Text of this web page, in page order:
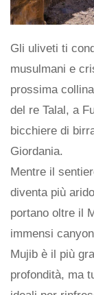
Gli uliveti ti
musulmani e
prossima
del re Talal, a
bicchiere di
Giordania.
Mentre il
diventa più
portano oltre il
immensi
Mujib è il più
profondità, ma